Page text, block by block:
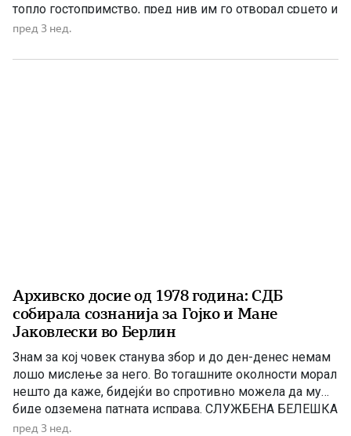
топло гостопримство, пред нив им го отворал срцето и
слободно разговарал за сешто го болело во душата.
гостопримството, доаѓале со одредена цел бидејќи
пред 3 нед.
Архивско досие од 1978 година: СДБ
собирала сознанија за Гојко и Мане
Јаковлески во Берлин
Знам за кој човек станува збор и до ден-денес немам
лошо мислење за него. Во тогашните околности морал
нешто да каже, бидејќи во спротивно можела да му
биде одземена патната исправа. СЛУЖБЕНА БЕЛЕШКА
I – Разговорот со [ПРЕЦРТАНО] е обавен на 18:05.1978
пред 3 нед.